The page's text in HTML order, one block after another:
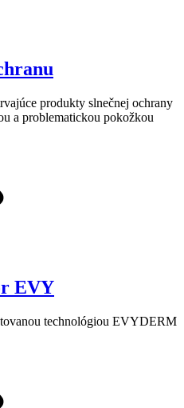
produkty slnečnej ochrany
a problematickou pokožkou
EVY
technológiou EVYDERM